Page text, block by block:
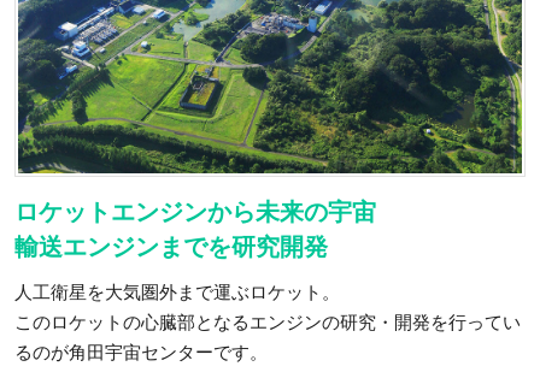
ロケットエンジンから未来の宇宙
輸送エンジンまでを研究開発
人工衛星を大気圏外まで運ぶロケット。
このロケットの心臓部となるエンジンの研究・開発を行ってい
るのが角田宇宙センターです。